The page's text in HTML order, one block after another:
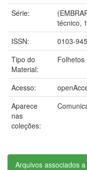
Série:
técnico,
ISSN:
0103-
Tipo do
Material:
Folhetos
Acesso:
Aparece
nas
coleções:
Arquivos associados